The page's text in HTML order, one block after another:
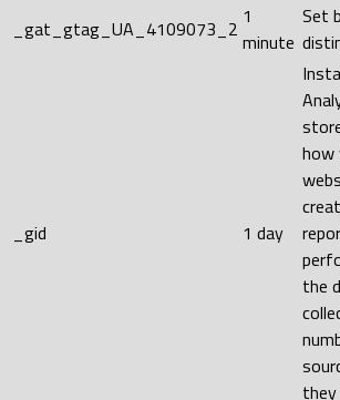
_gat_gtag_UA_4109073_2 1
minute
Set
_gid 1 day
how
the